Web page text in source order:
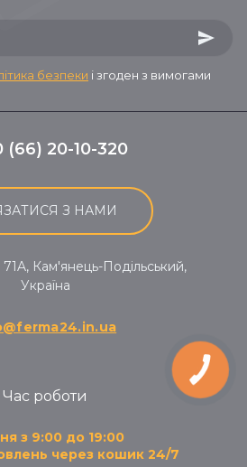
безпеки і згоден з вимогами
(66) 20-10-320
З НАМИ
Кам'янець-Подільський,
Україна
Час роботи
з 9:00 до 19:00
через кошик 24/7
КНОПКА
ЗВ'ЯЗКУ